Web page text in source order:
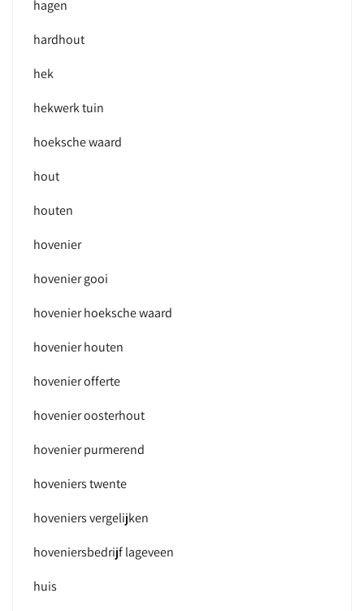
hagen
hardhout
hek
hekwerk tuin
hoeksche waard
hout
houten
hovenier
hovenier gooi
hovenier hoeksche waard
hovenier houten
hovenier offerte
hovenier oosterhout
hovenier purmerend
hoveniers twente
hoveniers vergelijken
hoveniersbedrijf lageveen
huis